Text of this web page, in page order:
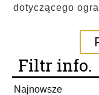
dotyczącego
Filtr info.
Najnowsze